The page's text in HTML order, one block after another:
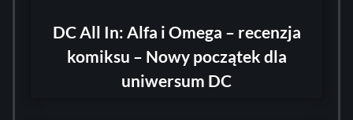
DC All In: Alfa i Omega – recenzja
komiksu – Nowy początek dla
uniwersum DC